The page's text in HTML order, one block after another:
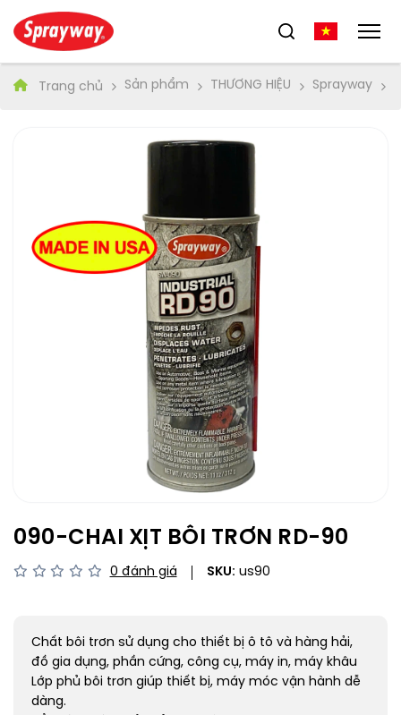
Trang chủ Sản phẩm THƯƠNG HIỆU Sprayway
090-CHAI XỊT BÔI TRƠN RD-90
0 đánh giá SKU: us90
Chất bôi trơn sử dụng cho thiết bị ô tô và hàng hải,
đồ gia dụng, phần cứng, công cụ, máy in, máy khâu
Lớp phủ bôi trơn giúp thiết bị, máy móc vận hành dễ
dàng.